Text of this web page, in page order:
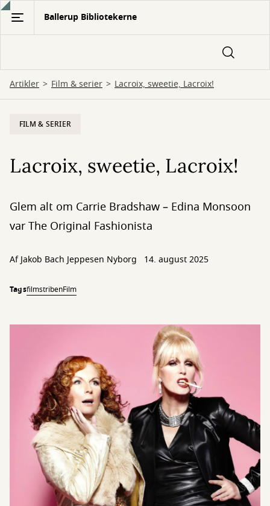
Gå
hovedindhold
Ballerup Bibliotekerne
Artikler Film & serier Lacroix, sweetie, Lacroix!
FILM & SERIER
Lacroix, sweetie, Lacroix!
Glem alt om Carrie Bradshaw – Edina Monsoon
var The Original Fashionista
AfJakob Bach Jeppesen Nyborg 14. august 2025
TagsfilmstribenFilm